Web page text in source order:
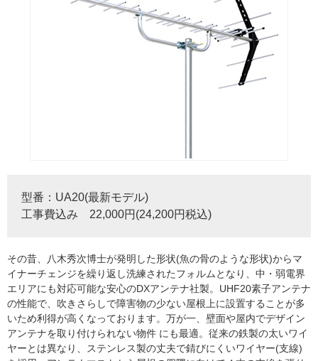
型番：UA20(最新モデル)
工事費込み 22,000円(24,200円税込)
その昔、八木秀次博士が発明した形状(魚の骨のような形状)からマ
イナーチェンジを繰り返し洗練されたフォルムとなり、中・弱電界
エリアにも対応可能な安心のDXアンテナ社製。UHF20素子アンテナ
の性能で、吹きさらしで障害物の少ない屋根上に設置することが多
いため利得が高くなっております。万が一、壁面や屋内でデザイン
アンテナを取り付けられない物件 にも最適。従来の鉄製の太いワイ
ヤーとは異なり、ステンレス製の丈夫で錆びにくいワイヤー(支線)